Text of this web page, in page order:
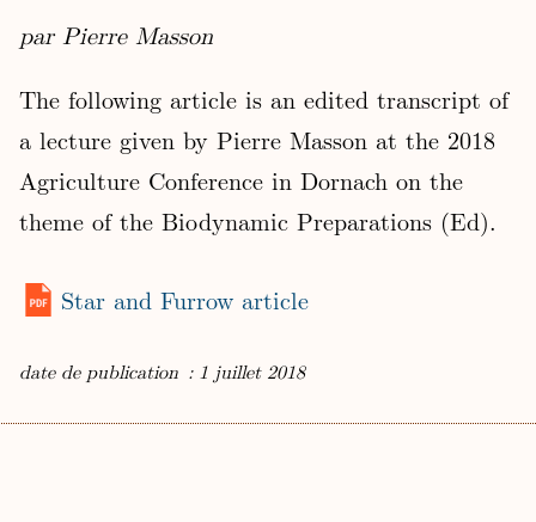
par Pierre Masson
The following article is an edited transcript of
a lecture given by Pierre Masson at the 2018
Agriculture Conference in Dornach on the
theme of the Biodynamic Preparations (Ed).
Star and Furrow article
date de publication : 1 juillet 2018